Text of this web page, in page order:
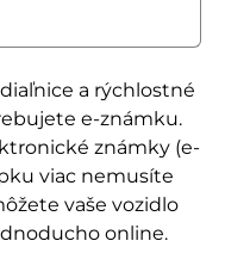
a rýchlostné
e-známku.
známky (e-
viac nemusíte
vaše vozidlo
online.